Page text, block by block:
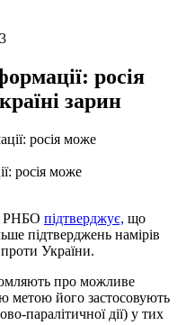
росія
зарин
росія може
РНБО підтверджує, що
підтверджень намірів
України.
про можливе
метою його застосовують
паралітичної дії) у тих